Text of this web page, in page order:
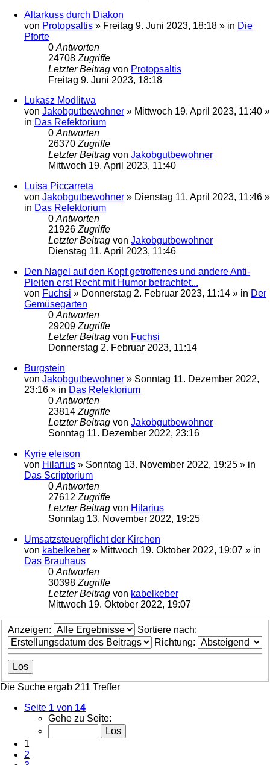
Altarkuss durch Diakon
von Protopsaltis » Freitag 9. Juni 2023, 18:18 » in Die
Pforte
0 Antworten
24708 Zugriffe
Letzter Beitrag von Protopsaltis
Freitag 9. Juni 2023, 18:18
Lukasz Modlitwa
von Jakobgutbewohner » Mittwoch 19. April 2023, 11:40 »
in Das Refektorium
0 Antworten
26370 Zugriffe
Letzter Beitrag von Jakobgutbewohner
Mittwoch 19. April 2023, 11:40
Luisa Piccarreta
von Jakobgutbewohner » Dienstag 11. April 2023, 11:46 »
in Das Refektorium
0 Antworten
21926 Zugriffe
Letzter Beitrag von Jakobgutbewohner
Dienstag 11. April 2023, 11:46
Den Nagel auf den Kopf getroffenes und andere Anti-
Pleiten erst Recht mit Humor betrachtet...
von Fuchsi » Donnerstag 2. Februar 2023, 11:14 » in Der
Gemüsegarten
0 Antworten
29209 Zugriffe
Letzter Beitrag von Fuchsi
Donnerstag 2. Februar 2023, 11:14
Burgstein
von Jakobgutbewohner » Sonntag 11. Dezember 2022,
23:16 » in Das Refektorium
0 Antworten
23814 Zugriffe
Letzter Beitrag von Jakobgutbewohner
Sonntag 11. Dezember 2022, 23:16
Kyrie eleison
von Hilarius » Sonntag 13. November 2022, 19:25 » in
Das Scriptorium
0 Antworten
27612 Zugriffe
Letzter Beitrag von Hilarius
Sonntag 13. November 2022, 19:25
Umsatzsteuerpflicht der Kirchen
von kabelkeber » Mittwoch 19. Oktober 2022, 19:07 » in
Das Brauhaus
0 Antworten
30398 Zugriffe
Letzter Beitrag von kabelkeber
Mittwoch 19. Oktober 2022, 19:07
Anzeigen:
Sortiere nach:
Richtung:
Die Suche ergab 211 Treffer
Seite 1 von 14
Gehe zu Seite:
1
2